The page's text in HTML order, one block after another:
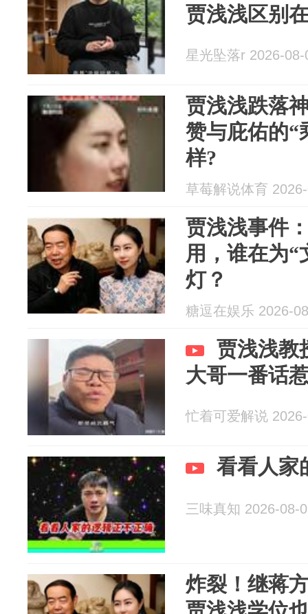
贾浅浅区别
星光坠落r 2026-08-
贾浅浅跌落
赞与庇佑的“
样?
草莓解说体育
贾浅浅事件
用，谁在为“
灯？
糖逗在娱乐 2026-
贾浅浅教
大哥一番话
忙着可爱解说
看看人家
三味真知 2026-08-
炸裂！继蒋